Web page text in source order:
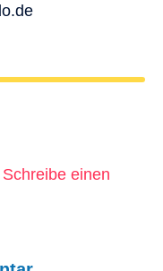
Schreibe einen